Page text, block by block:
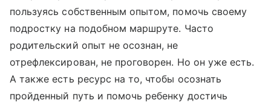
пользуясь собственным опытом, помочь своему
подростку на подобном маршруте. Часто
родительский опыт не осознан, не
отрефлексирован, не проговорен. Но он уже есть.
А также есть ресурс на то, чтобы осознать
пройденный путь и помочь ребенку достичь